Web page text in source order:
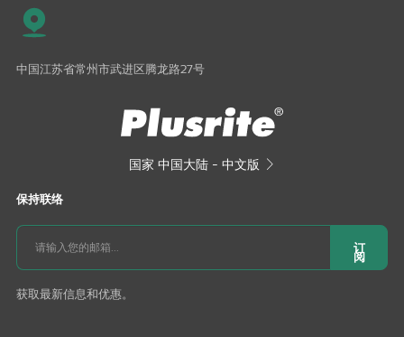
中国江苏省常州市武进区腾龙路27号
国家 中国大陆 - 中文版 
保持联络
订
阅
获取最新信息和优惠。